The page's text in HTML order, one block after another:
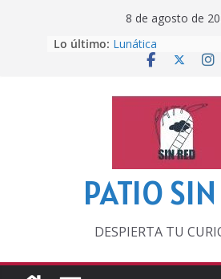
8 de agosto de
Lo último: Lunática
Pero, hasta
‘La broma infinita’
lecturas veraniegas
Otra del Mundial
PATIO
DESPIERTA TU